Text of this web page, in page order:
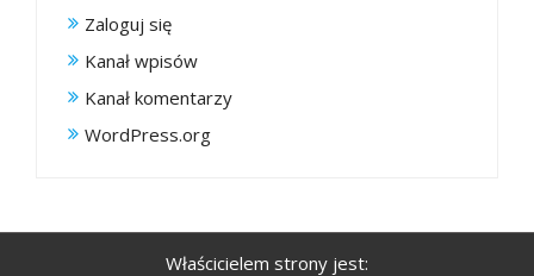
Zaloguj się
Kanał wpisów
Kanał komentarzy
WordPress.org
Właścicielem strony jest: